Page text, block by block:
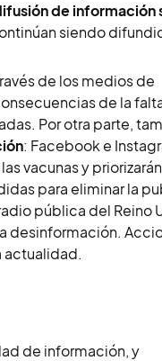
de información
siendo
de los medios de
de la
Por otra parte,
: Facebook e
vacunas y
para eliminar la
pública del Reino
desinformación.
actualidad.
de información, y